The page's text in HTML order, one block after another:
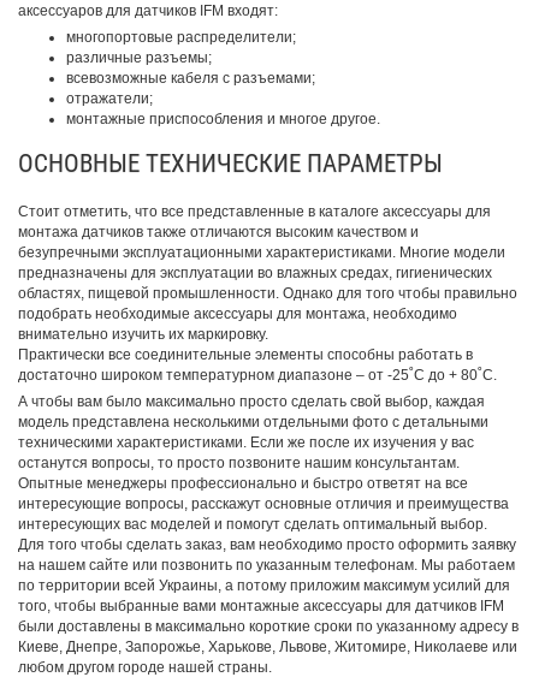
аксессуаров для датчиков IFM входят:
многопортовые распределители;
различные разъемы;
всевозможные кабеля с разъемами;
отражатели;
монтажные приспособления и многое другое.
ОСНОВНЫЕ ТЕХНИЧЕСКИЕ ПАРАМЕТРЫ
Стоит отметить, что все представленные в каталоге аксессуары для
монтажа датчиков также отличаются высоким качеством и
безупречными эксплуатационными характеристиками. Многие модели
предназначены для эксплуатации во влажных средах, гигиенических
областях, пищевой промышленности. Однако для того чтобы правильно
подобрать необходимые аксессуары для монтажа, необходимо
внимательно изучить их маркировку.
Практически все соединительные элементы способны работать в
достаточно широком температурном диапазоне – от -25˚С до + 80˚С.
А чтобы вам было максимально просто сделать свой выбор, каждая
модель представлена несколькими отдельными фото с детальными
техническими характеристиками. Если же после их изучения у вас
останутся вопросы, то просто позвоните нашим консультантам.
Опытные менеджеры профессионально и быстро ответят на все
интересующие вопросы, расскажут основные отличия и преимущества
интересующих вас моделей и помогут сделать оптимальный выбор.
Для того чтобы сделать заказ, вам необходимо просто оформить заявку
на нашем сайте или позвонить по указанным телефонам. Мы работаем
по территории всей Украины, а потому приложим максимум усилий для
того, чтобы выбранные вами монтажные аксессуары для датчиков IFM
были доставлены в максимально короткие сроки по указанному адресу в
Киеве, Днепре, Запорожье, Харькове, Львове, Житомире, Николаеве или
любом другом городе нашей страны.